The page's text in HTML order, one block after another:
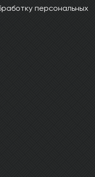
персональных